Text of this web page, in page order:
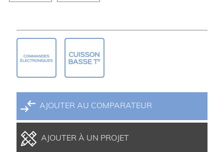
AJOUTER AU COMPARATEUR
AJOUTER À UN PROJET